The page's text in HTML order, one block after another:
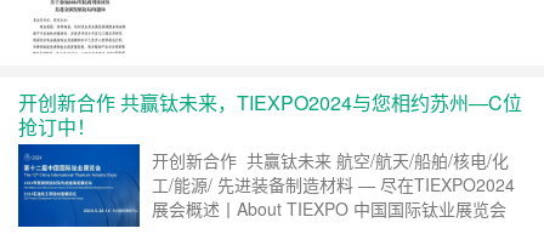
开创新合作 共赢钛未来，TIEXPO2024与您相约苏州—C位
抢订中！
开创新合作 共赢钛未来 航空/航天/船舶/核电/化
工/能源/ 先进装备制造材料 — 尽在TIEXPO2024
展会概述丨About TIEXPO 中国国际钛业展览会